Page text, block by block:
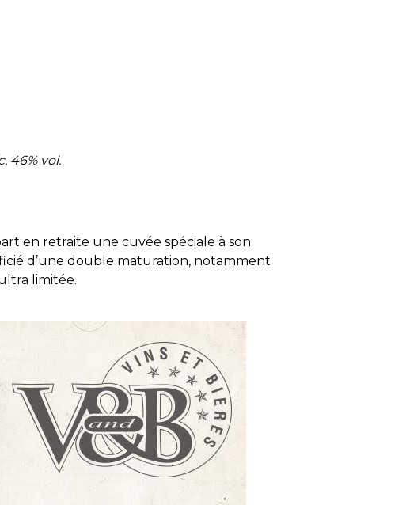
46% vol.
en retraite une cuvée spéciale à son
d’une double maturation, notamment
limitée.